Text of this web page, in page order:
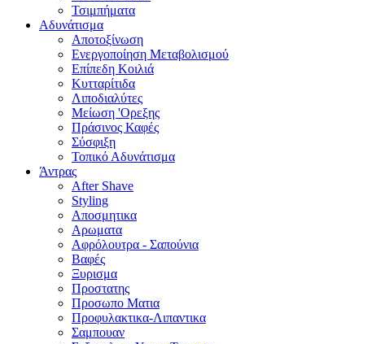
Τσιμπήματα
Αδυνάτισμα
Αποτοξίνωση
Ενεργοποίηση Μεταβολισμού
Επίπεδη Κοιλιά
Κυτταρίτιδα
Λιποδιαλύτες
Μείωση 'Ορεξης
Πράσινος Καφές
Σύσφιξη
Τοπικό Αδυνάτισμα
Άντρας
After Shave
Styling
Αποσμητικα
Αρωματα
Αφρόλουτρα - Σαπούνια
Βαφές
Ξυρισμα
Προστατης
Προσωπο Ματια
Προφυλακτικα-Λιπαντικα
Σαμπουαν